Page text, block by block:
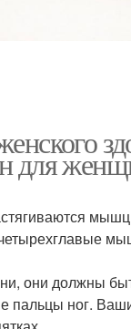
для
они должны
пальцы ног.